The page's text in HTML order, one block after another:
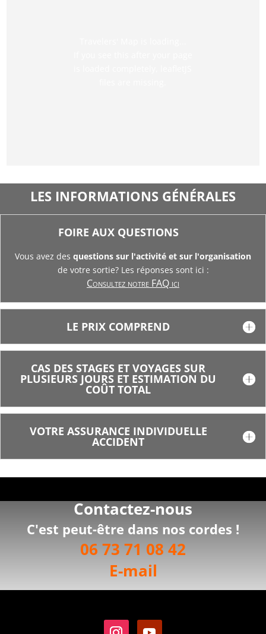
LES INFORMATIONS GÉNÉRALES
FOIRE AUX QUESTIONS
Vous avez des questions sur l'activité et sur l'organisation
de votre sortie? Les réponses sont ici :
Consultez notre FAQ ici
LE PRIX COMPREND
CAS DES STAGES ET VOYAGES SUR
PLUSIEURS JOURS ET ESTIMATION DU
COÛT TOTAL
VOTRE ASSURANCE INDIVIDUELLE
ACCIDENT
Contactez-nous
C'est peut-être dans nos cordes !
06 73 71 08 42
E-mail